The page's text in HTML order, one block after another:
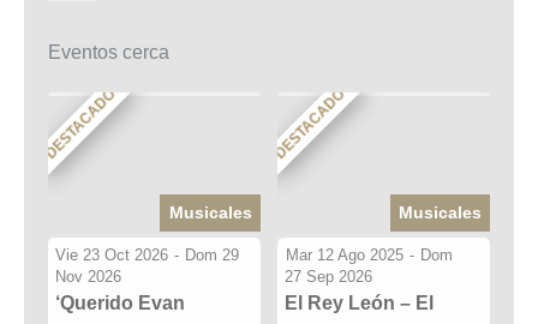
Eventos cerca
DESTACADO
Musicales
Vie 23 Oct 2026 - Dom 29
Nov 2026
‘Querido Evan
DESTACADO
Musicales
Mar 12 Ago 2025 - Dom
27 Sep 2026
El Rey León – El